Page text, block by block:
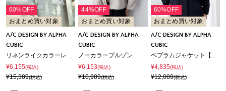
60%OFF
おまとめ買い対象
A/C DESIGN BY ALPHA
CUBIC
リネンライクカラーレスジャケット【セットアップ対応】
¥6,155(税込)
¥15,389(税込)
44%OFF
おまとめ買い対象
A/C DESIGN BY ALPHA
CUBIC
ノーカラーブルゾン
¥6,153(税込)
¥10,989(税込)
60%OFF
おまとめ買い対象
A/C DESIGN BY ALPHA
CUBIC
ペプラムジャケット【セットアップ対応】
¥4,835(税込)
¥12,089(税込)